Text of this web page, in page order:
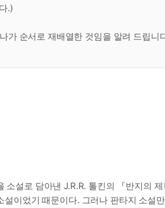
.)
가 순서로 재배열한 것임을 알려 드립니
설로 담아낸 J.R.R. 톨킨의 『반지의
이었기 때문이다. 그러나 판타지 소